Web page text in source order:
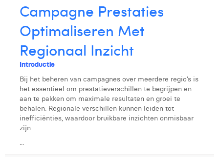
Matthias Langenaeker
Ninon Chevalier
Olivia Lohest
Pieter Maesmans
Sebastiaan Reeskamp
Sven Bosschem
Thomas Kurevic
Thomas Riis
Campagne Prestaties
Optimaliseren Met
Regionaal Inzicht
Introductie
Bij het beheren van campagnes over meerdere regio’s is
het essentieel om prestatieverschillen te begrijpen en
aan te pakken om maximale resultaten en groei te
behalen. Regionale verschillen kunnen leiden tot
inefficiënties, waardoor bruikbare inzichten onmisbaar
zijn
...